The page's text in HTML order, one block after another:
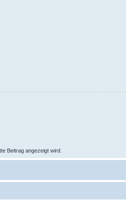
Beitrag angezeigt wird.